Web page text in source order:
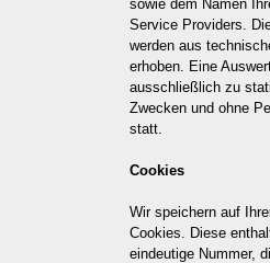
sowie dem Namen
Service Providers.
werden aus
erhoben. Eine
ausschließlich zu
Zwecken und ohne
statt.
Cookies
Wir speichern auf
Cookies. Diese
eindeutige Nummer,